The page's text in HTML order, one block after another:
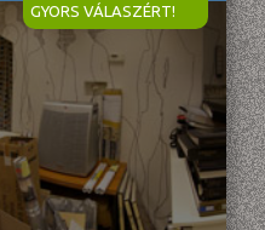
GYORS VÁLASZÉRT!